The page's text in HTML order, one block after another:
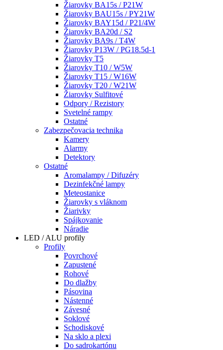
Žiarovky BA15s / P21W
Žiarovky BAU15s / PY21W
Žiarovky BAY15d / P21/4W
Žiarovky BA20d / S2
Žiarovky BA9s / T4W
Žiarovky P13W / PG18.5d-1
Žiarovky T5
Žiarovky T10 / W5W
Žiarovky T15 / W16W
Žiarovky T20 / W21W
Žiarovky Sulfitové
Odpory / Rezistory
Svetelné rampy
Ostatné
Zabezpečovacia technika
Kamery
Alarmy
Detektory
Ostatné
Aromalampy / Difuzéry
Dezinfekčné lampy
Meteostanice
Žiarovky s vláknom
Žiarivky
Spájkovanie
Náradie
LED / ALU profily
Profily
Povrchové
Zapustené
Rohové
Do dlažby
Pásovina
Nástenné
Závesné
Soklové
Schodiskové
Na sklo a plexi
Do sadrokartónu